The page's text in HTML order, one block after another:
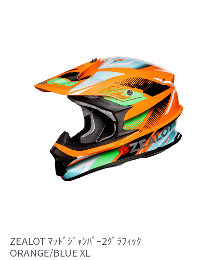
ZEALOT ﾏｯﾄﾞｼﾞｬﾝﾊﾞｰ2ｸﾞﾗﾌｨｯｸ
ORANGE/BLUE XL